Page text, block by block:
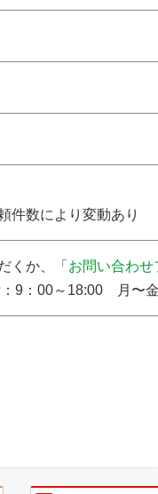
件数により変動あり
くか、「 お問い合わせ
：9：00～18:00 月〜金